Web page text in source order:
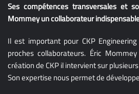
Ses compétences transversales et
Mommey un collaborateur
Il est important pour CKP
proches collaborateurs. Éric
création de CKP il intervient sur
Son expertise nous permet de